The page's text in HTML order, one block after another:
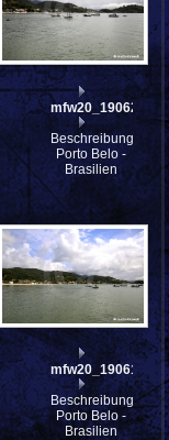
mfw20_190622
Beschreibung:
Porto Belo -
Brasilien
mfw20_190619
Beschreibung:
Porto Belo -
Brasilien